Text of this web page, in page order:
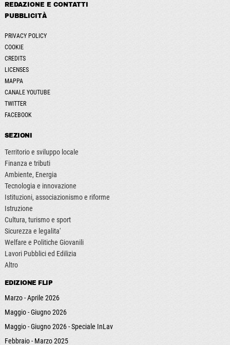
REDAZIONE E CONTATTI
PUBBLICITÀ
PRIVACY POLICY
COOKIE
CREDITS
LICENSES
MAPPA
CANALE YOUTUBE
TWITTER
FACEBOOK
SEZIONI
Territorio e sviluppo locale
Finanza e tributi
Ambiente, Energia
Tecnologia e innovazione
Istituzioni, associazionismo e riforme
Istruzione
Cultura, turismo e sport
Sicurezza e legalita'
Welfare e Politiche Giovanili
Lavori Pubblici ed Edilizia
Altro
EDIZIONE FLIP
Marzo - Aprile 2026
Maggio - Giugno 2026
Maggio - Giugno 2026 - Speciale InLav
Febbraio - Marzo 2025